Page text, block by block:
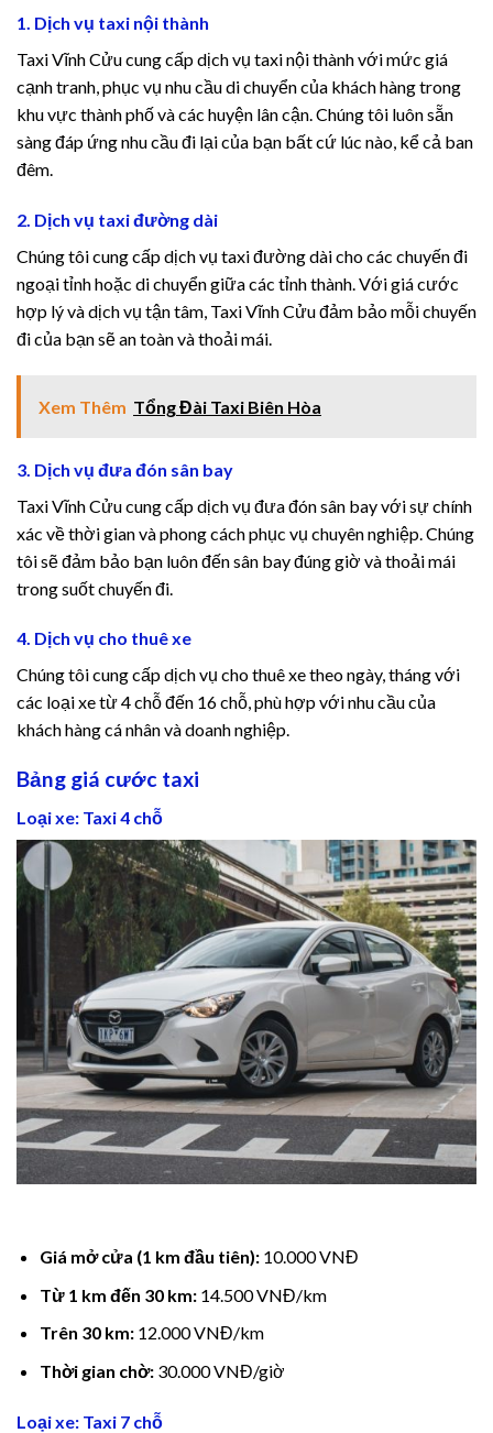
panel
Panel
Panel
panel
satın al
Panel
panel
Panel
panel
panel
panel
panel
panel
panel
panel
panel
panel
panel
panel
panel
panel
1. Dịch vụ taxi nội thành
Taxi Vĩnh Cửu cung cấp dịch vụ taxi nội thành với mức giá
cạnh tranh, phục vụ nhu cầu di chuyển của khách hàng trong
khu vực thành phố và các huyện lân cận. Chúng tôi luôn sẵn
sàng đáp ứng nhu cầu đi lại của bạn bất cứ lúc nào, kể cả ban
đêm.
2. Dịch vụ taxi đường dài
Chúng tôi cung cấp dịch vụ taxi đường dài cho các chuyến đi
ngoại tỉnh hoặc di chuyển giữa các tỉnh thành. Với giá cước
hợp lý và dịch vụ tận tâm, Taxi Vĩnh Cửu đảm bảo mỗi chuyến
đi của bạn sẽ an toàn và thoải mái.
Xem Thêm Tổng Đài Taxi Biên Hòa
3. Dịch vụ đưa đón sân bay
Taxi Vĩnh Cửu cung cấp dịch vụ đưa đón sân bay với sự chính
xác về thời gian và phong cách phục vụ chuyên nghiệp. Chúng
tôi sẽ đảm bảo bạn luôn đến sân bay đúng giờ và thoải mái
trong suốt chuyến đi.
4. Dịch vụ cho thuê xe
Chúng tôi cung cấp dịch vụ cho thuê xe theo ngày, tháng với
các loại xe từ 4 chỗ đến 16 chỗ, phù hợp với nhu cầu của
khách hàng cá nhân và doanh nghiệp.
Bảng giá cước taxi
Loại xe: Taxi 4 chỗ
Giá mở cửa (1 km đầu tiên):10.000 VNĐ
Từ 1 km đến 30 km:14.500 VNĐ/km
Trên 30 km:12.000 VNĐ/km
Thời gian chờ:30.000 VNĐ/giờ
Loại xe: Taxi 7 chỗ